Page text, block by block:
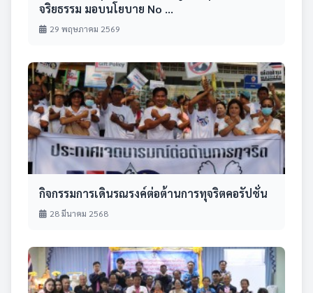
จริยธรรม มอบนโยบาย No ...
29 พฤษภาคม 2569
กิจกรรมการเดินรณรงค์ต่อต้านการทุจริตคอรัปชั่น
28 มีนาคม 2568